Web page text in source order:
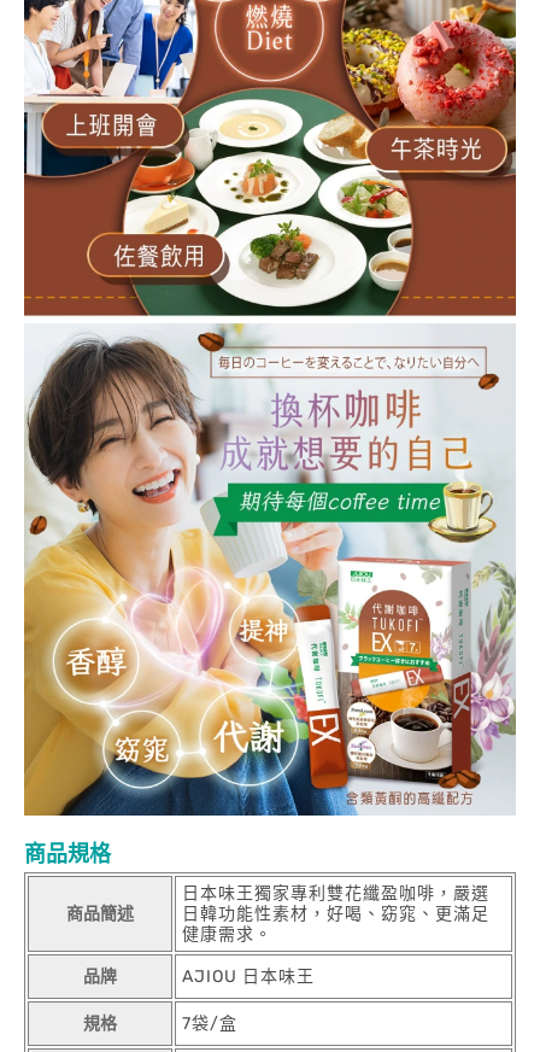
商品規格
商品簡述
日本味王獨家專利雙花纖盈咖啡，嚴選
日韓功能性素材，好喝、窈窕、更滿足
健康需求。
品牌 AJIOU 日本味王
規格 7袋/盒